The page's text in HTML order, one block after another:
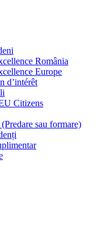
România
Europe
d’intérêt
Citizens
sau formare)